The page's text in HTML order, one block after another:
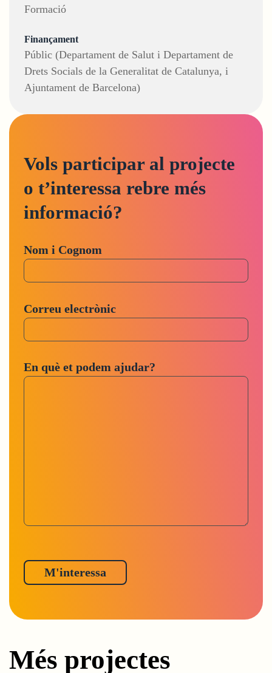
Formació
Finançament
Públic (Departament de Salut i Departament de
Drets Socials de la Generalitat de Catalunya, i
Ajuntament de Barcelona)
Vols participar al projecte
o t’interessa rebre més
informació?
Nom i Cognom
Correu electrònic
En què et podem ajudar?
Més projectes